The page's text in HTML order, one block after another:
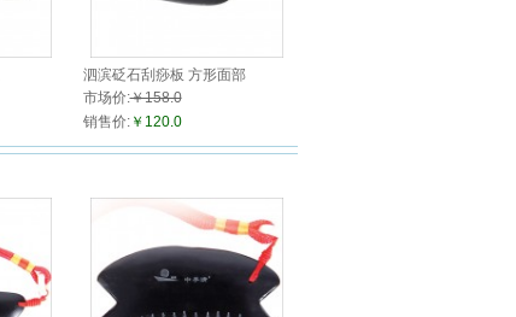
泗滨砭石刮痧板 方形面部
市场价:￥158.0
销售价:￥120.0